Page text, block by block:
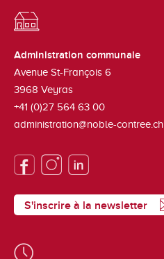
Administration communale
Avenue St-François 6
3968 Veyras
+41 (0)27 564 63 00
administration@noble-contree.ch
S'inscrire à la newsletter